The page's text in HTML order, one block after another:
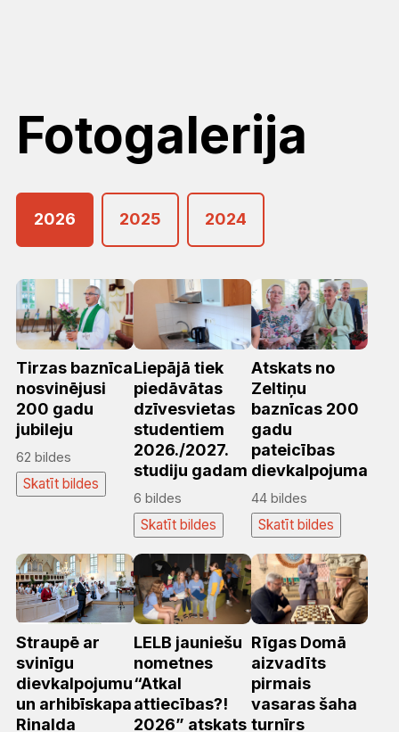
Fotogalerija
2026 2025 2024
Tirzas baznīca
nosvinējusi
200 gadu
jubileju
62 bildes
Skatīt bildes
Liepājā tiek
piedāvātas
dzīvesvietas
studentiem
2026./2027.
studiju gadam
6 bildes
Skatīt bildes
Atskats no
Zeltiņu
baznīcas 200
gadu
pateicības
dievkalpojuma
44 bildes
Skatīt bildes
Straupē ar
svinīgu
dievkalpojumu
un arhibīskapa
Rinalda
LELB jauniešu
nometnes
“Atkal
attiecības?!
2026” atskats
Rīgas Domā
aizvadīts
pirmais
vasaras šaha
turnīrs